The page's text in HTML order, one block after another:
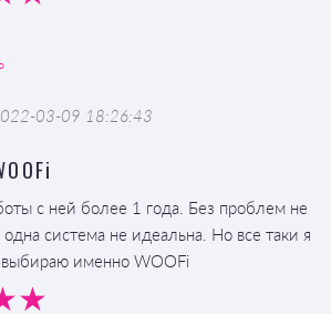
03-09 18:26:43
с ней более 1 года. Без проблем не
система не идеальна. Но все таки я
именно WOOFi